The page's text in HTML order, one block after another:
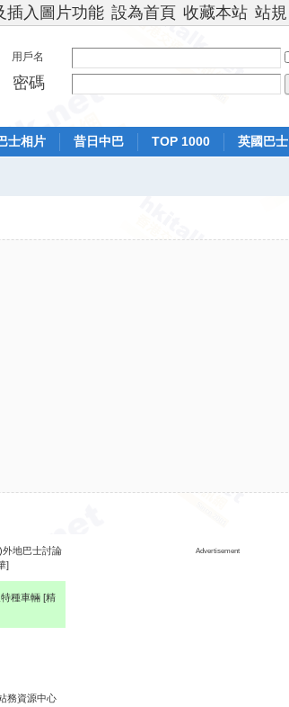
插入圖片功能 設為首頁 收藏本站 站規
用戶名
密碼
士相片 昔日中巴 TOP 1000
英國巴士
外地巴士討論
]
Advertisement
種車輛 [精
務資源中心